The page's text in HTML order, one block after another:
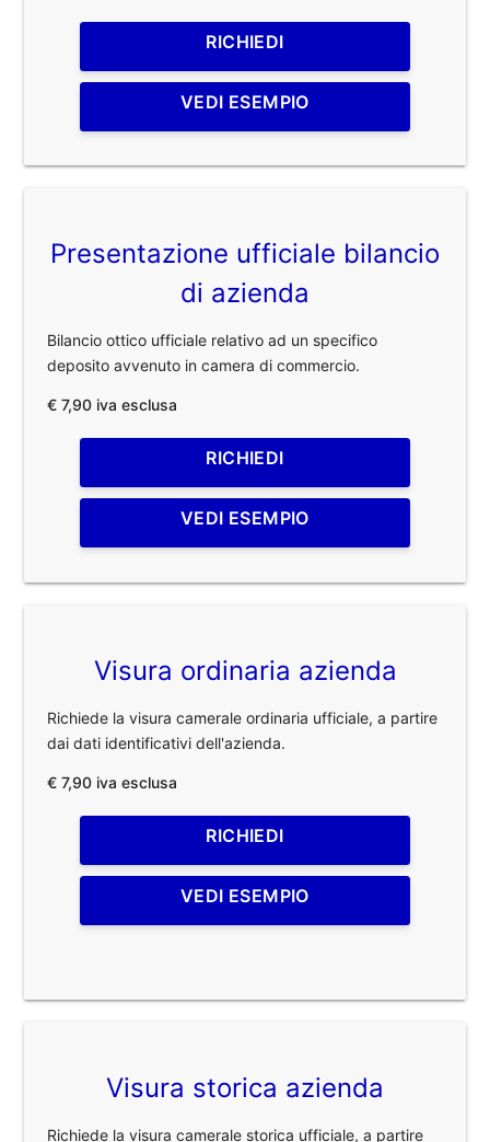
RICHIEDI
VEDI ESEMPIO
Presentazione ufficiale bilancio
di azienda
Bilancio ottico ufficiale relativo ad un specifico
deposito avvenuto in camera di commercio.
€ 7,90 iva esclusa
RICHIEDI
VEDI ESEMPIO
Visura ordinaria azienda
Richiede la visura camerale ordinaria ufficiale, a partire
dai dati identificativi dell'azienda.
€ 7,90 iva esclusa
RICHIEDI
VEDI ESEMPIO
Visura storica azienda
Richiede la visura camerale storica ufficiale, a partire